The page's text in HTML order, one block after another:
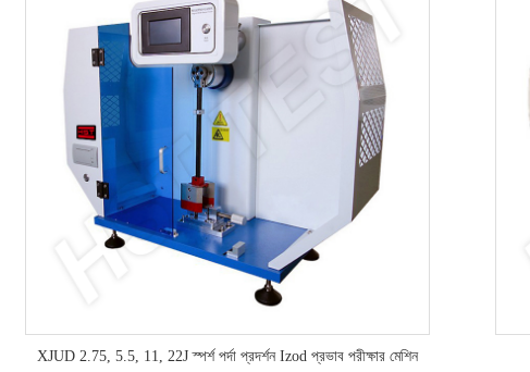
XJUD 2.75, 5.5, 11, 22J স্পর্শ পর্দা প্রদর্শন Izod প্রভাব পরীক্ষার মেশিন